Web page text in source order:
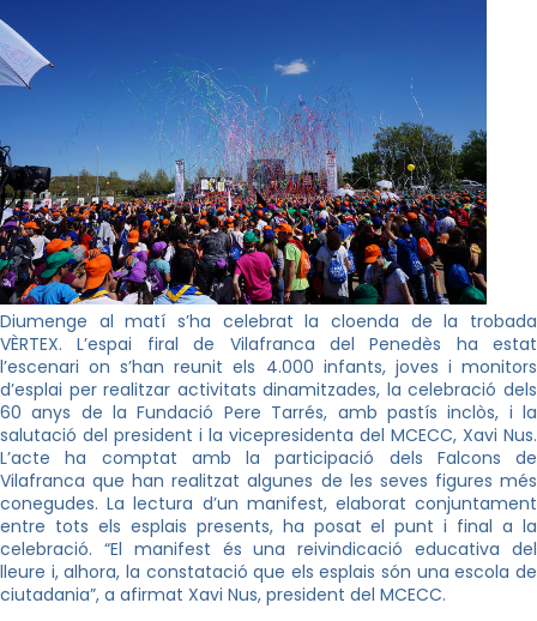
Diumenge al matí s’ha celebrat la cloenda de la trobada
VÈRTEX. L’espai firal de Vilafranca del Penedès ha estat
l’escenari on s’han reunit els 4.000 infants, joves i monitors
d’esplai per realitzar activitats dinamitzades, la celebració dels
60 anys de la Fundació Pere Tarrés, amb pastís inclòs, i la
salutació del president i la vicepresidenta del MCECC, Xavi Nus.
L’acte ha comptat amb la participació dels Falcons de
Vilafranca que han realitzat algunes de les seves figures més
conegudes. La lectura d’un manifest, elaborat conjuntament
entre tots els esplais presents, ha posat el punt i final a la
celebració. “El manifest és una reivindicació educativa del
lleure i, alhora, la constatació que els esplais són una escola de
ciutadania”, a afirmat Xavi Nus, president del MCECC.